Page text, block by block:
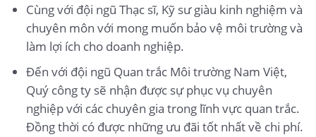
Cùng với đội ngũ Thạc sĩ, Kỹ sư giàu kinh nghiệm và
chuyên môn với mong muốn bảo vệ môi trường và
làm lợi ích cho doanh nghiệp.
Đến với đội ngũ Quan trắc Môi trường Nam Việt,
Quý công ty sẽ nhận được sự phục vụ chuyên
nghiệp với các chuyên gia trong lĩnh vực quan trắc.
Đồng thời có được những ưu đãi tốt nhất về chi phí.